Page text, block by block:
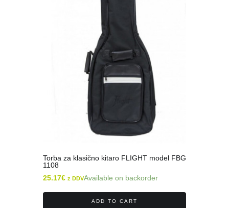
Torba za klasično kitaro FLIGHT model FBG
1108
25.17€ z DDVAvailable on backorder
ADD TO CART